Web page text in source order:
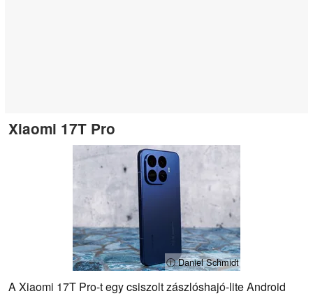
Xiaomi 17T Pro
ⓘ Daniel Schmidt
A Xiaomi 17T Pro-t egy csiszolt zászlóshajó-lite Android